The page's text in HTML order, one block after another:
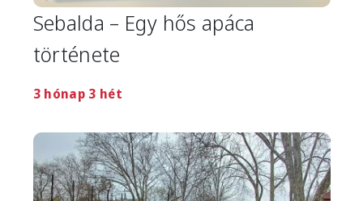
Sebalda – Egy hős apáca
története
3 hónap 3 hét
Image